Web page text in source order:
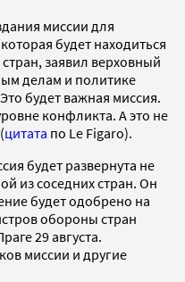
миссии для
будет находиться
заявил верховный
делам и политике
будет важная миссия.
конфликта. А это не
цитата по Le Figaro).
будет развернута не
из соседних стран. Он
будет одобрено на
обороны стран
29 августа.
миссии и другие